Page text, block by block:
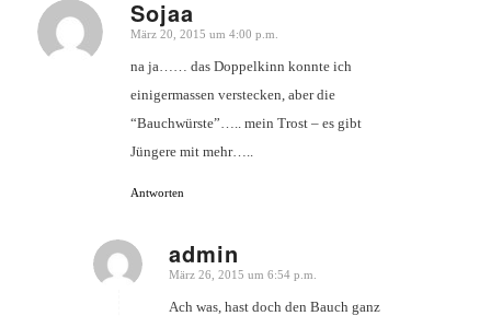
Sojaa
sagte:
März 20, 2015 um 4:00 p.m.
na ja…… das Doppelkinn konnte ich
einigermassen verstecken, aber die
“Bauchwürste”….. mein Trost – es gibt
Jüngere mit mehr…..
Antworten
admin
sagte:
März 26, 2015 um 6:54 p.m.
Ach was, hast doch den Bauch ganz